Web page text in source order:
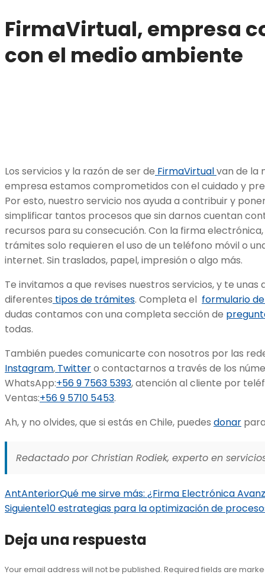
FirmaVirtual, empresa
con el medio ambiente
Los servicios y la razón de ser de FirmaVirtualvan de la
empresa estamos comprometidos con el cuidado y
Por esto, nuestro servicio nos ayuda a contribuir y
simplificar tantos procesos que sin darnos cuentan
recursos para su consecución. Con la firma
trámites solo requieren el uso de un teléfono móvil o
internet. Sin traslados, papel, impresión o algo más.
Te invitamos a que revises nuestros servicios, y te unas
diferentes tipos de trámites. Completa el formulario
dudas contamos con una completa sección de
todas.
También puedes comunicarte con nosotros por las
Instagram, Twittero contactarnos a través de los
WhatsApp:+56 9 7563 5393, atención al cliente por
Ventas:+56 9 5710 5453.
Ah, y no olvides, que si estás en Chile, puedes donar
Redactado por Christian Rodiek, experto en
AntAnteriorQué me sirve más: ¿Firma Electrónica
Siguiente10 estrategias para la optimización de
Deja una respuesta
Your email address will not be published. Required fields are